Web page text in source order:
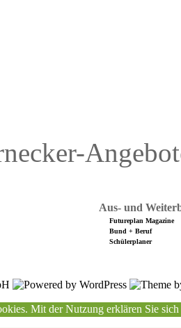
Aus- und
Futureplan Magazine
Bund + Beruf
Schülerplaner
Mit der Nutzung erklären Sie